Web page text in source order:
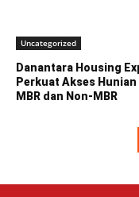
Uncategorized
Danantara Housing
Perkuat Akses
MBR dan Non-MBR